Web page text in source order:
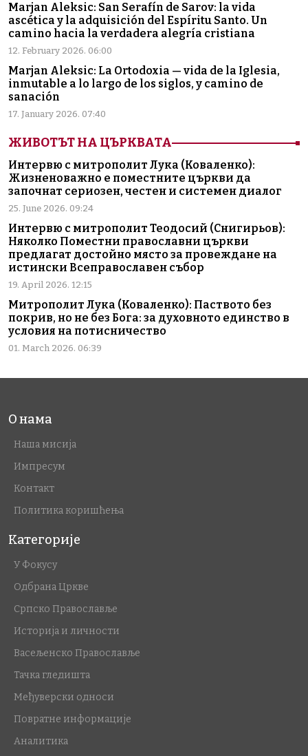
Marjan Aleksic: San Serafín de Sarov: la vida
ascética y la adquisición del Espíritu Santo. Un
camino hacia la verdadera alegría cristiana
12. February 2026. 06:00
Marjan Aleksic: La Ortodoxia — vida de la Iglesia,
inmutable a lo largo de los siglos, y camino de
sanación
17. January 2026. 07:40
ЖИВОТЪТ НА ЦЪРКВАТА
Интервю с митрополит Лука (Коваленко):
Жизненоважно е поместните църкви да
започнат сериозен, честен и системен диалог
25. June 2026. 09:24
Интервю с митрополит Теодосий (Снигирьов):
Няколко Поместни православни църкви
предлагат достойно място за провеждане на
истински Всеправославен събор
19. April 2026. 12:15
Митрополит Лука (Коваленко): Паството без
покрив, но не без Бога: за духовното единство в
условия на потисничество
01. March 2026. 06:39
О нама
Наша мисија
Импресум
Контакт
Политика коришћења
Категорије
У Фокусу
Одбрана Цркве
Српско Православље
Историја и личности
Васељенско Православље
Тачка гледишта
Међуверски односи
Повратне информације
Аналитика